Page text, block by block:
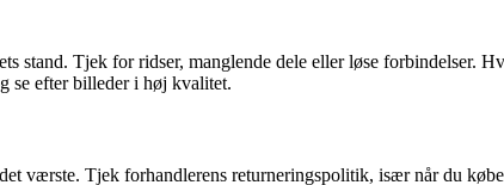
stand. Tjek for ridser, manglende dele eller løse forbindelser.
se efter billeder i høj kvalitet.
værste. Tjek forhandlerens returneringspolitik, især når du